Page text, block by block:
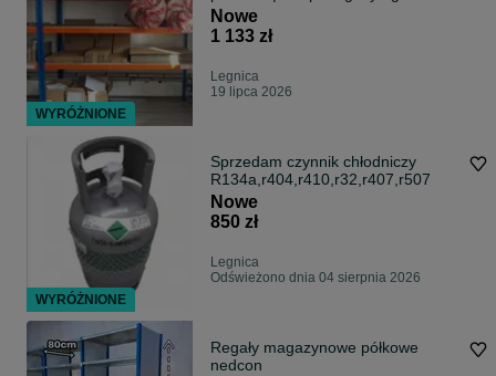
piwnica | MOCNE!
Nowe
1 133 zł
Legnica
19 lipca 2026
Sprzedam czynnik chłodniczy
R134a,r404,r410,r32,r407,r507
Nowe
850 zł
Legnica
Odświeżono dnia 04 sierpnia 2026
Regały magazynowe półkowe
nedcon
WYRÓŻNIONE
WYRÓŻNIONE